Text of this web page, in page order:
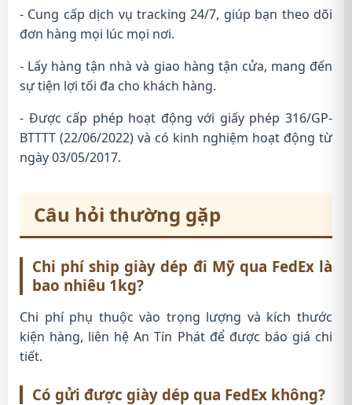
- Cung cấp dịch vụ tracking 24/7, giúp bạn theo dõi
đơn hàng mọi lúc mọi nơi.
- Lấy hàng tận nhà và giao hàng tận cửa, mang đến
sự tiện lợi tối đa cho khách hàng.
- Được cấp phép hoạt động với giấy phép 316/GP-
BTTTT (22/06/2022) và có kinh nghiệm hoạt động từ
ngày 03/05/2017.
Câu hỏi thường gặp
Chi phí ship giày dép đi Mỹ qua FedEx là
bao nhiêu 1kg?
Chi phí phụ thuộc vào trọng lượng và kích thước
kiện hàng, liên hệ An Tín Phát để được báo giá chi
tiết.
Có gửi được giày dép qua FedEx không?